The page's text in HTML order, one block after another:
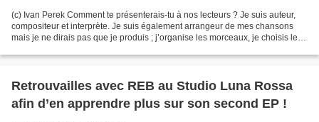
(c) Ivan Perek Comment te présenterais-tu à nos lecteurs ? Je suis auteur,
compositeur et interprète. Je suis également arrangeur de mes chansons
mais je ne dirais pas que je produis ; j’organise les morceaux, je choisis les
Retrouvailles avec REB au Studio Luna Rossa
afin d’en apprendre plus sur son second EP !